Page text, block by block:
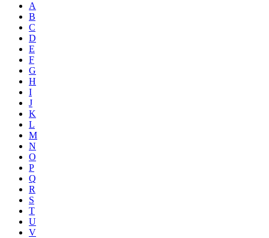
A
B
C
D
E
F
G
H
I
J
K
L
M
N
O
P
Q
R
S
T
U
V